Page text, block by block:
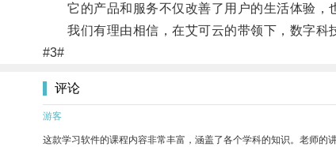
它的产品和服务不仅改善了用户的生活体验，
我们有理由相信，在艾可云的带领下，数字科
#3#
评论
游客
这款学习软件的课程内容非常丰富，涵盖了各个学科的知识。老师的